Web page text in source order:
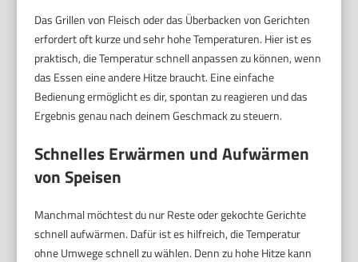
Das Grillen von Fleisch oder das Überbacken von Gerichten
erfordert oft kurze und sehr hohe Temperaturen. Hier ist es
praktisch, die Temperatur schnell anpassen zu können, wenn
das Essen eine andere Hitze braucht. Eine einfache
Bedienung ermöglicht es dir, spontan zu reagieren und das
Ergebnis genau nach deinem Geschmack zu steuern.
Schnelles Erwärmen und Aufwärmen
von Speisen
Manchmal möchtest du nur Reste oder gekochte Gerichte
schnell aufwärmen. Dafür ist es hilfreich, die Temperatur
ohne Umwege schnell zu wählen. Denn zu hohe Hitze kann